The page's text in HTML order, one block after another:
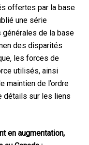
offertes par la base
une série
générales de la base
des disparités
les forces de
utilisés, ainsi
maintien de l’ordre
détails sur les liens
en augmentation,